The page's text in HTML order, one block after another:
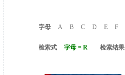
字母 A B C D E F
检索式 字母 = R 检索结果